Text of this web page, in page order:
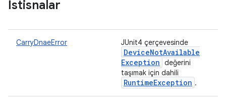
İstisnalar
CarryDnaeError JUnit4 çerçevesinde
DeviceNotAvailable
Exception değerini
taşımak için dahili
RuntimeException .